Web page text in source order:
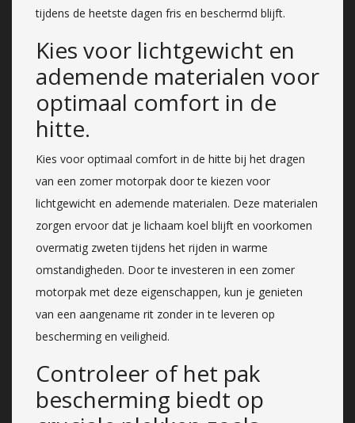
tijdens de heetste dagen fris en beschermd blijft.
Kies voor lichtgewicht en
ademende materialen voor
optimaal comfort in de
hitte.
Kies voor optimaal comfort in de hitte bij het dragen
van een zomer motorpak door te kiezen voor
lichtgewicht en ademende materialen. Deze materialen
zorgen ervoor dat je lichaam koel blijft en voorkomen
overmatig zweten tijdens het rijden in warme
omstandigheden. Door te investeren in een zomer
motorpak met deze eigenschappen, kun je genieten
van een aangename rit zonder in te leveren op
bescherming en veiligheid.
Controleer of het pak
bescherming biedt op